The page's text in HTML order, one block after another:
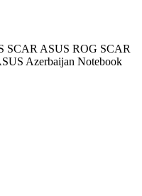
SCAR ASUS ROG SCAR
Azerbaijan Notebook